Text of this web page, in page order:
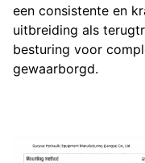
een consistente en
uitbreiding als
besturing voor
gewaarborgd.